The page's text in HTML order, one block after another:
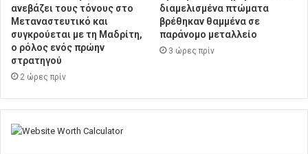
ανεβάζει τους τόνους στο
Μεταναστευτικό και
συγκρούεται με τη Μαδρίτη,
ο ρόλος ενός πρώην
στρατηγού
2 ώρες πρίν
διαμελισμένα πτώματα
βρέθηκαν θαμμένα σε
παράνομο μεταλλείο
3 ώρες πρίν